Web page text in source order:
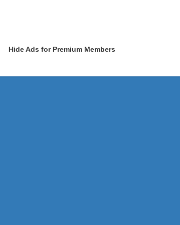
Hide Ads for Premium Members